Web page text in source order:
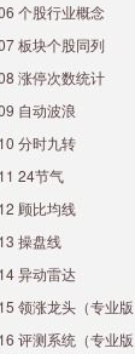
个股行业概念
板块个股同列
涨停次数统计
自动波浪
分时九转
24节气
顾比均线
操盘线
异动雷达
领涨龙头（专业版
评测系统（专业版